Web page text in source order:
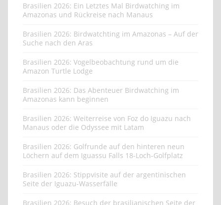
Brasilien 2026: Ein Letztes Mal Birdwatching im
Amazonas und Rückreise nach Manaus
Brasilien 2026: Birdwatchting im Amazonas – Auf der
Suche nach den Aras
Brasilien 2026: Vogelbeobachtung rund um die
Amazon Turtle Lodge
Brasilien 2026: Das Abenteuer Birdwatching im
Amazonas kann beginnen
Brasilien 2026: Weiterreise von Foz do Iguazu nach
Manaus oder die Odyssee mit Latam
Brasilien 2026: Golfrunde auf den hinteren neun
Löchern auf dem Iguassu Falls 18-Loch-Golfplatz
Brasilien 2026: Stippvisite auf der argentinischen
Seite der Iguazu-Wasserfälle
Brasilien 2026: Besuch der brasilianischen Seite der